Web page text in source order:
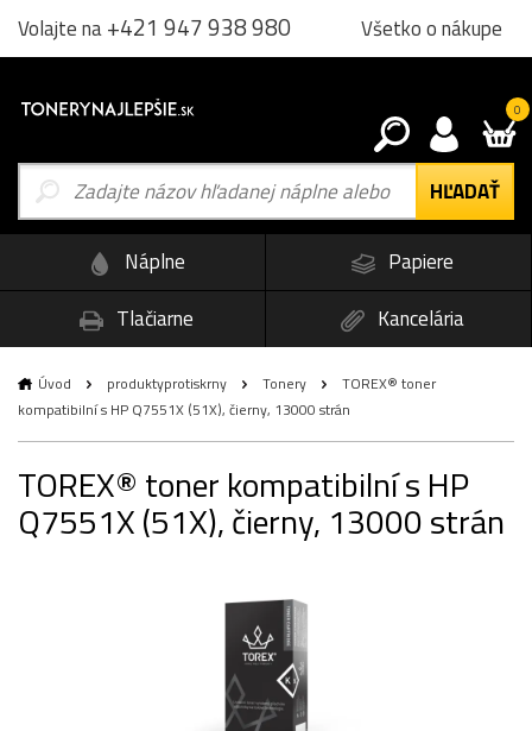
Volajte na+421 947 938 980 Všetko o nákupe
0
Náplne
Papiere
Tlačiarne
Kancelária
Úvod produktyprotiskrny Tonery
TOREX® toner
kompatibilní s HP Q7551X (51X), čierny, 13000 strán
TOREX® toner kompatibilní s HP
Q7551X (51X), čierny, 13000 strán